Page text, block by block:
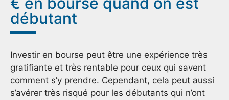
débutant
Investir en bourse peut être une expérience très
gratifiante et très rentable pour ceux qui savent
comment s’y prendre. Cependant, cela peut aussi
s’avérer très risqué pour les débutants qui n’ont